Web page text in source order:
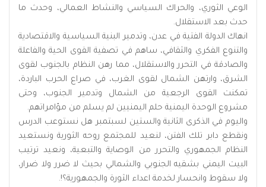
الوعي الثوري، والحراك السياسي والنشاط العمالي، وحدث ما
حدث بعد الاستقلال.
انهاك الدولة الفتية في عدن، وتدمير البنية السياسية والاقتصادية
والتنوع الفكري والثقافي، ساهم في تصفية القوى الحية والفاعلة
والصادقة في التحرر والاستقلال، مما رهن النظام بالجنوب لقوى
الشرق، وارتهن الشمال لقوى الغرب، في صراع الحرب الباردة،
تمكنت القوى الرجعية من الشمال وتدمير الجنوب، وحتى
مشروع الوحدة اليمنية حلم اليمنيين لم يسلم من مؤامراتهم.
واليوم في الذكرى الثانية والستين لسبتمبر هل نستوعب الدرس
ونقطع دابر تلك الفتن، لنعيد للمجتمع روحه الثورية ونستعيد
النظام الجمهوري والتحرر من الوصاية والتبعية، ونعيد ترتيب
البيت اليمني بشقيه الجنوبي والشمالي بحيث لا ضرر ولا ضرار،
ولا سقوط وانحسار لخدمة اعداء الثورة والجمهورية؟!.